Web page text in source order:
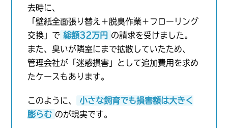
去時に、
「壁紙全面張り替え＋脱臭作業＋フローリング
交換」で 総額32万円 の請求を受けました。
また、臭いが隣室にまで拡散していたため、
管理会社が「迷惑損害」として追加費用を求め
たケースもあります。
このように、
小さな飼育でも損害額は大きく
膨らむ のが現実です。